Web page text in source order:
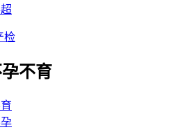
检
不育